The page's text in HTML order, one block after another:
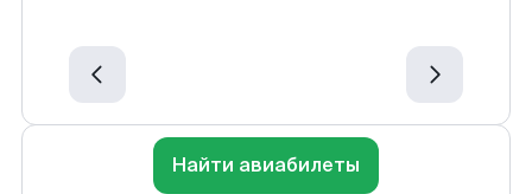
Найти авиабилеты